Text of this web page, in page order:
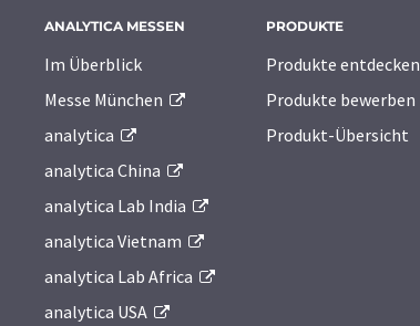
ANALYTICA MESSEN
Im Überblick
Messe München
analytica
analytica China
analytica Lab India
analytica Vietnam
analytica Lab Africa
analytica USA
PRODUKTE
Produkte entdecken
Produkte bewerben
Produkt-Übersicht